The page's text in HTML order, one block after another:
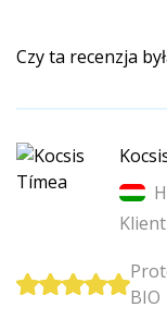
Czy ta recenzja
BIO